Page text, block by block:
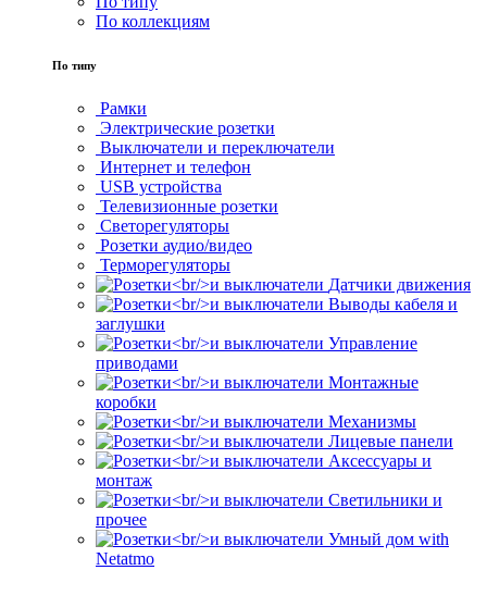
По коллекциям
По типу
Рамки
Электрические розетки
Выключатели и переключатели
Интернет и телефон
USB устройства
Телевизионные розетки
Светорегуляторы
Розетки аудио/видео
Терморегуляторы
Датчики движения
Выводы кабеля и
заглушки
Управление
приводами
Монтажные
коробки
Механизмы
Лицевые панели
Аксессуары и
монтаж
Светильники и
прочее
Умный дом with
Netatmo